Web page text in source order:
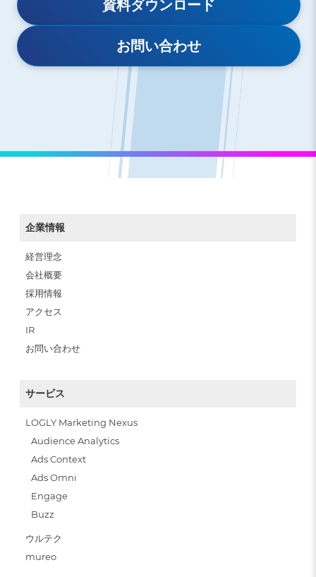
資料ダウンロード
お問い合わせ
企業情報
経営理念
会社概要
採用情報
アクセス
IR
お問い合わせ
サービス
LOGLY Marketing Nexus
Audience Analytics
Ads Context
Ads Omni
Engage
Buzz
ウルテク
mureo